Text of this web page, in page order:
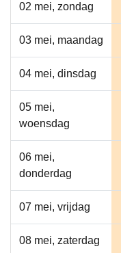
02 mei, zondag
03 mei, maandag
04 mei, dinsdag
05 mei,
woensdag
06 mei,
donderdag
07 mei, vrijdag
08 mei, zaterdag